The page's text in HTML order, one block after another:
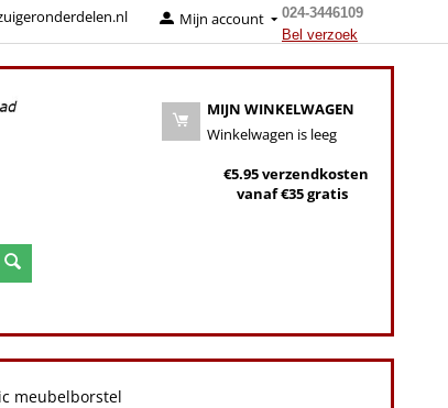
024-3446109
Bel verzoek
Mijn account
MIJN WINKELWAGEN
Winkelwagen is leeg
€5.95 verzendkosten
vanaf €35 gratis
meubelborstel